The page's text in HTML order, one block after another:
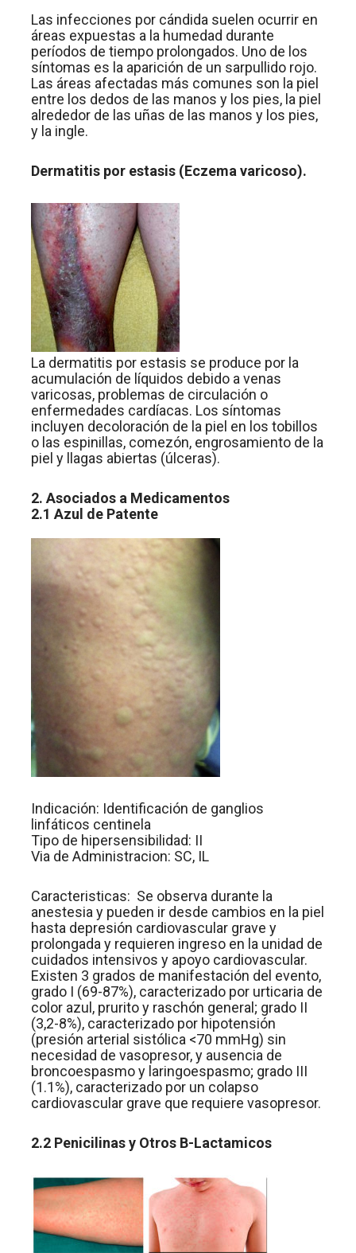
Las infecciones por cándida suelen ocurrir en
áreas expuestas a la humedad durante
períodos de tiempo prolongados. Uno de los
síntomas es la aparición de un sarpullido rojo.
Las áreas afectadas más comunes son la piel
entre los dedos de las manos y los pies, la piel
alrededor de las uñas de las manos y los pies,
y la ingle.
Dermatitis por estasis (Eczema varicoso).
La dermatitis por estasis se produce por la
acumulación de líquidos debido a venas
varicosas, problemas de circulación o
enfermedades cardíacas. Los síntomas
incluyen decoloración de la piel en los tobillos
o las espinillas, comezón, engrosamiento de la
piel y llagas abiertas (úlceras).
2. Asociados a Medicamentos
2.1 Azul de Patente
Indicación: Identificación de ganglios
linfáticos centinela
Tipo de hipersensibilidad: II
Via de Administracion: SC, IL
Caracteristicas: Se observa durante la
anestesia y pueden ir desde cambios en la piel
hasta depresión cardiovascular grave y
prolongada y requieren ingreso en la unidad de
cuidados intensivos y apoyo cardiovascular.
Existen 3 grados de manifestación del evento,
grado I (69-87%), caracterizado por urticaria de
color azul, prurito y raschón general; grado II
(3,2-8%), caracterizado por hipotensión
(presión arterial sistólica <70 mmHg) sin
necesidad de vasopresor, y ausencia de
broncoespasmo y laringoespasmo; grado III
(1.1%), caracterizado por un colapso
cardiovascular grave que requiere vasopresor.
2.2 Penicilinas y Otros B-Lactamicos